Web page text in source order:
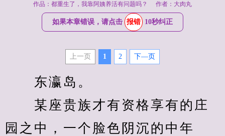
作品：都重生了，我靠阿姨养活有问题吗？ 作者：大肉丸
如果本章错误，请点击 报错 10秒纠正
上一页 1 2 下—页
东瀛岛。
某座贵族才有资格享有的庄
园之中，一个脸色阴沉的中年